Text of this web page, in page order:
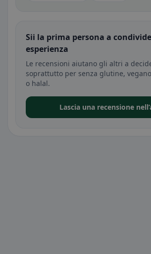
Sii la prima persona a
esperienza
Le recensioni aiutano gli altri a
soprattutto per senza glutine,
o halal.
Lascia una recensione